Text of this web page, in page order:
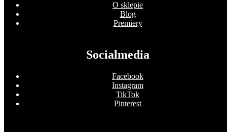
O sklepie
Blog
Premiery
Socialmedia
Facebook
Instagram
TikTok
Pinterest